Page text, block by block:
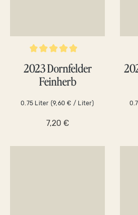
Durchschnittliche Bewertung von 5
2023 Dornfelder
Feinherb
0.75 Liter (9,60 € / Liter)
7,20 €